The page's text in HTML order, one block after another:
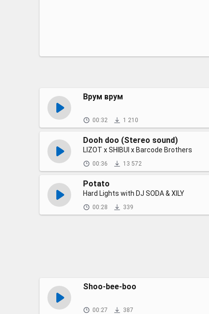
Врум врум
00:32 1 210
Dooh doo (Stereo sound)
LIZOT x SHIBUI x Barcode Brothers
00:36 13 572
Potato
Hard Lights with DJ SODA & XILY
00:28 339
Shoo-bee-boo
00:27 387